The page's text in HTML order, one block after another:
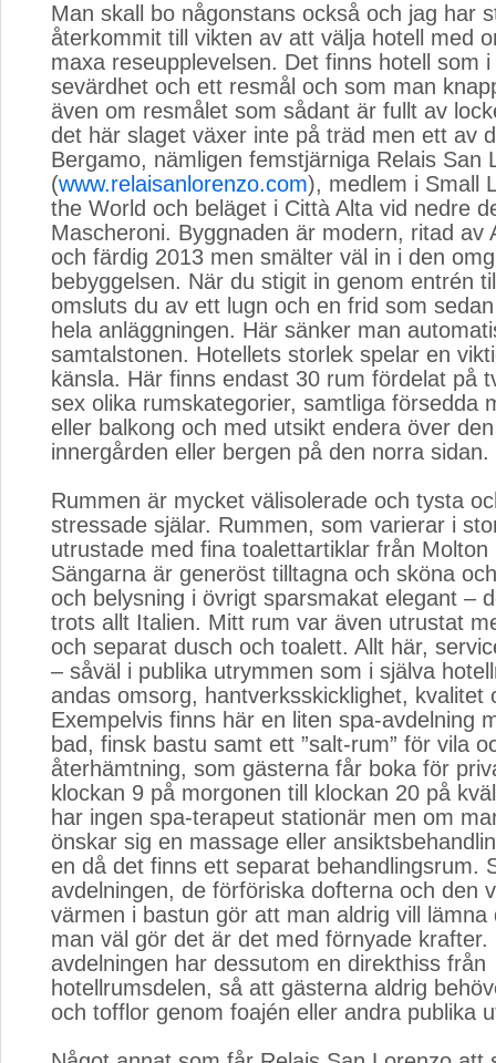
Man skall bo någonstans också och jag har
återkommit till vikten av att välja hotell med
maxa reseupplevelsen. Det finns hotell som
sevärdhet och ett resmål och som man
även om resmålet som sådant är fullt av
det här slaget växer inte på träd men ett av
Bergamo, nämligen femstjärniga Relais San
(www.relaisanlorenzo.com), medlem i Small
the World och beläget i Città Alta vid nedre
Mascheroni. Byggnaden är modern, ritad av
och färdig 2013 men smälter väl in i den
bebyggelsen. När du stigit in genom entrén
omsluts du av ett lugn och en frid som
hela anläggningen. Här sänker man
samtalstonen. Hotellets storlek spelar en
känsla. Här finns endast 30 rum fördelat på
sex olika rumskategorier, samtliga försedda
eller balkong och med utsikt endera över
innergården eller bergen på den norra sidan.
Rummen är mycket välisolerade och tysta
stressade själar. Rummen, som varierar i
utrustade med fina toalettartiklar från Molton
Sängarna är generöst tilltagna och sköna
och belysning i övrigt sparsmakat elegant –
trots allt Italien. Mitt rum var även utrustat
och separat dusch och toalett. Allt här,
– såväl i publika utrymmen som i själva
andas omsorg, hantverksskicklighet, kvalitet
Exempelvis finns här en liten spa-avdelning
bad, finsk bastu samt ett ”salt-rum” för vila
återhämtning, som gästerna får boka för
klockan 9 på morgonen till klockan 20 på
har ingen spa-terapeut stationär men om
önskar sig en massage eller
en då det finns ett separat behandlingsrum.
avdelningen, de förföriska dofterna och den
värmen i bastun gör att man aldrig vill lämna
man väl gör det är det med förnyade krafter.
avdelningen har dessutom en direkthiss från
hotellrumsdelen, så att gästerna aldrig
och tofflor genom foajén eller andra publika